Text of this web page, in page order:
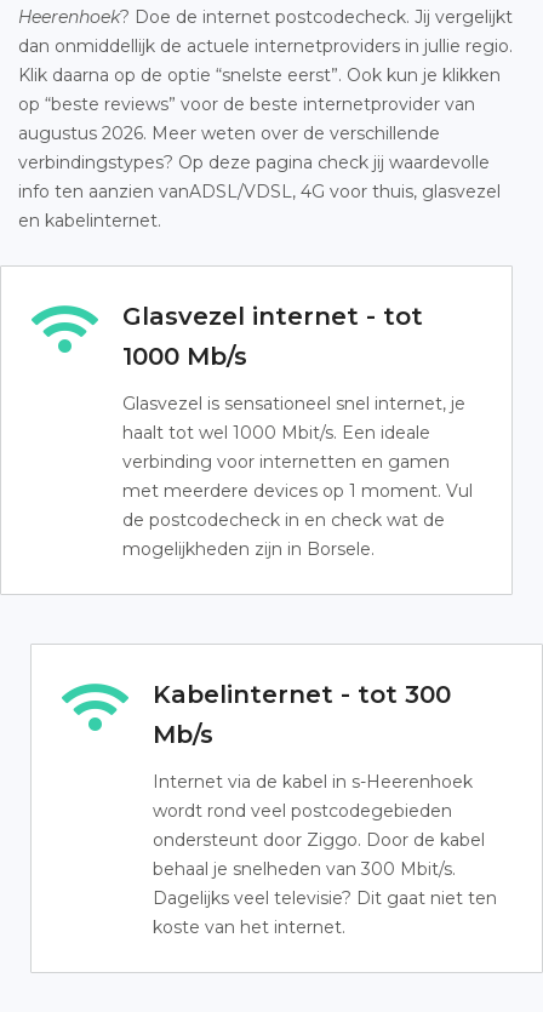
Heerenhoek? Doe de internet postcodecheck. Jij vergelijkt
dan onmiddellijk de actuele internetproviders in jullie regio.
Klik daarna op de optie “snelste eerst”. Ook kun je klikken
op “beste reviews” voor de beste internetprovider van
augustus 2026. Meer weten over de verschillende
verbindingstypes? Op deze pagina check jij waardevolle
info ten aanzien vanADSL/VDSL, 4G voor thuis, glasvezel
en kabelinternet.
Glasvezel internet - tot
1000 Mb/s
Glasvezel is sensationeel snel internet, je
haalt tot wel 1000 Mbit/s. Een ideale
verbinding voor internetten en gamen
met meerdere devices op 1 moment. Vul
de postcodecheck in en check wat de
mogelijkheden zijn in Borsele.
Kabelinternet - tot 300
Mb/s
Internet via de kabel in s-Heerenhoek
wordt rond veel postcodegebieden
ondersteunt door Ziggo. Door de kabel
behaal je snelheden van 300 Mbit/s.
Dagelijks veel televisie? Dit gaat niet ten
koste van het internet.